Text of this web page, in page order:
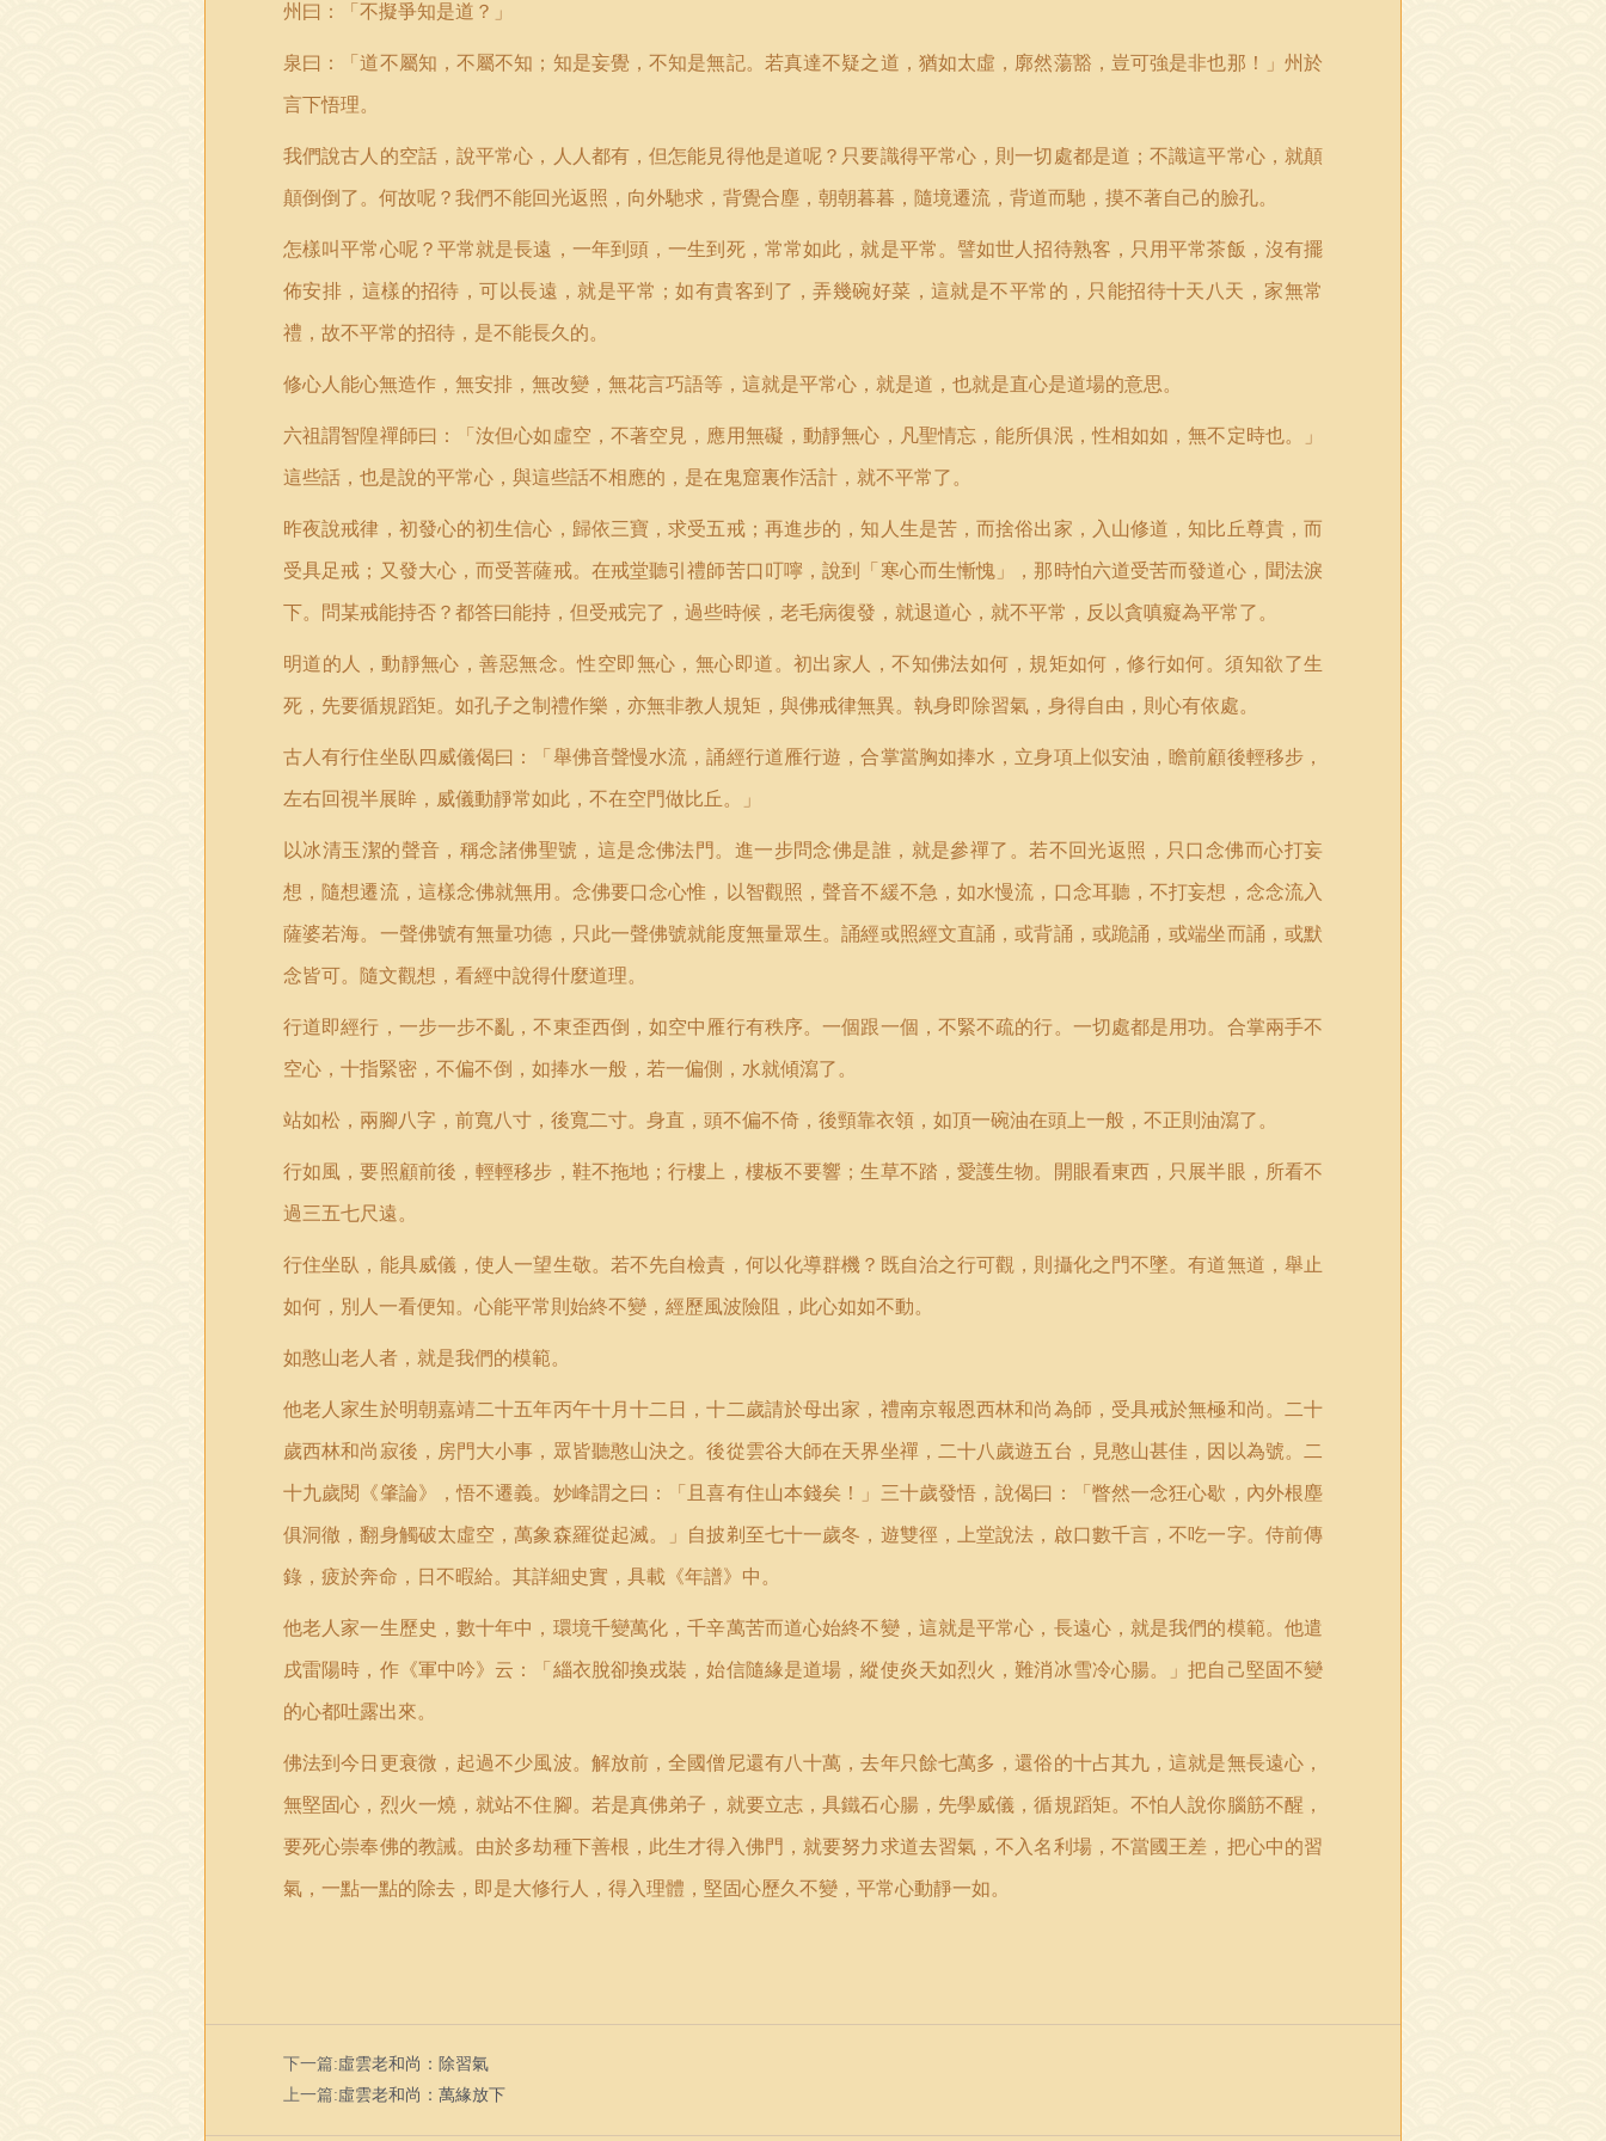
州曰：「不擬爭知是道？」
泉曰：「道不屬知，不屬不知；知是妄覺，不知是無記。若真達不疑之道，猶如太虛，廓然蕩豁，豈可強是非也那！」州於
言下悟理。
我們說古人的空話，說平常心，人人都有，但怎能見得他是道呢？只要識得平常心，則一切處都是道；不識這平常心，就顛
顛倒倒了。何故呢？我們不能回光返照，向外馳求，背覺合塵，朝朝暮暮，隨境遷流，背道而馳，摸不著自己的臉孔。
怎樣叫平常心呢？平常就是長遠，一年到頭，一生到死，常常如此，就是平常。譬如世人招待熟客，只用平常茶飯，沒有擺
佈安排，這樣的招待，可以長遠，就是平常；如有貴客到了，弄幾碗好菜，這就是不平常的，只能招待十天八天，家無常
禮，故不平常的招待，是不能長久的。
修心人能心無造作，無安排，無改變，無花言巧語等，這就是平常心，就是道，也就是直心是道場的意思。
六祖謂智隍禪師曰：「汝但心如虛空，不著空見，應用無礙，動靜無心，凡聖情忘，能所俱泯，性相如如，無不定時也。」
這些話，也是說的平常心，與這些話不相應的，是在鬼窟裏作活計，就不平常了。
昨夜說戒律，初發心的初生信心，歸依三寶，求受五戒；再進步的，知人生是苦，而捨俗出家，入山修道，知比丘尊貴，而
受具足戒；又發大心，而受菩薩戒。在戒堂聽引禮師苦口叮嚀，說到「寒心而生慚愧」，那時怕六道受苦而發道心，聞法淚
下。問某戒能持否？都答曰能持，但受戒完了，過些時候，老毛病復發，就退道心，就不平常，反以貪嗔癡為平常了。
明道的人，動靜無心，善惡無念。性空即無心，無心即道。初出家人，不知佛法如何，規矩如何，修行如何。須知欲了生
死，先要循規蹈矩。如孔子之制禮作樂，亦無非教人規矩，與佛戒律無異。執身即除習氣，身得自由，則心有依處。
古人有行住坐臥四威儀偈曰：「舉佛音聲慢水流，誦經行道雁行遊，合掌當胸如捧水，立身項上似安油，瞻前顧後輕移步，
左右回視半展眸，威儀動靜常如此，不在空門做比丘。」
以冰清玉潔的聲音，稱念諸佛聖號，這是念佛法門。進一步問念佛是誰，就是參禪了。若不回光返照，只口念佛而心打妄
想，隨想遷流，這樣念佛就無用。念佛要口念心惟，以智觀照，聲音不緩不急，如水慢流，口念耳聽，不打妄想，念念流入
薩婆若海。一聲佛號有無量功德，只此一聲佛號就能度無量眾生。誦經或照經文直誦，或背誦，或跪誦，或端坐而誦，或默
念皆可。隨文觀想，看經中說得什麼道理。
行道即經行，一步一步不亂，不東歪西倒，如空中雁行有秩序。一個跟一個，不緊不疏的行。一切處都是用功。合掌兩手不
空心，十指緊密，不偏不倒，如捧水一般，若一偏側，水就傾瀉了。
站如松，兩腳八字，前寬八寸，後寬二寸。身直，頭不偏不倚，後頸靠衣領，如頂一碗油在頭上一般，不正則油瀉了。
行如風，要照顧前後，輕輕移步，鞋不拖地；行樓上，樓板不要響；生草不踏，愛護生物。開眼看東西，只展半眼，所看不
過三五七尺遠。
行住坐臥，能具威儀，使人一望生敬。若不先自檢責，何以化導群機？既自治之行可觀，則攝化之門不墜。有道無道，舉止
如何，別人一看便知。心能平常則始終不變，經歷風波險阻，此心如如不動。
如憨山老人者，就是我們的模範。
他老人家生於明朝嘉靖二十五年丙午十月十二日，十二歲請於母出家，禮南京報恩西林和尚為師，受具戒於無極和尚。二十
歲西林和尚寂後，房門大小事，眾皆聽憨山決之。後從雲谷大師在天界坐禪，二十八歲遊五台，見憨山甚佳，因以為號。二
十九歲閱《肇論》，悟不遷義。妙峰謂之曰：「且喜有住山本錢矣！」三十歲發悟，說偈曰：「瞥然一念狂心歇，內外根塵
俱洞徹，翻身觸破太虛空，萬象森羅從起滅。」自披剃至七十一歲冬，遊雙徑，上堂說法，啟口數千言，不吃一字。侍前傳
錄，疲於奔命，日不暇給。其詳細史實，具載《年譜》中。
他老人家一生歷史，數十年中，環境千變萬化，千辛萬苦而道心始終不變，這就是平常心，長遠心，就是我們的模範。他遣
戌雷陽時，作《軍中吟》云：「緇衣脫卻換戎裝，始信隨緣是道場，縱使炎天如烈火，難消冰雪冷心腸。」把自己堅固不變
的心都吐露出來。
佛法到今日更衰微，起過不少風波。解放前，全國僧尼還有八十萬，去年只餘七萬多，還俗的十占其九，這就是無長遠心，
無堅固心，烈火一燒，就站不住腳。若是真佛弟子，就要立志，具鐵石心腸，先學威儀，循規蹈矩。不怕人說你腦筋不醒，
要死心崇奉佛的教誡。由於多劫種下善根，此生才得入佛門，就要努力求道去習氣，不入名利場，不當國王差，把心中的習
氣，一點一點的除去，即是大修行人，得入理體，堅固心歷久不變，平常心動靜一如。
下一篇:虛雲老和尚：除習氣
上一篇:虛雲老和尚：萬緣放下